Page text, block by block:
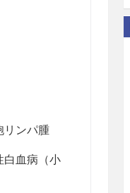
リンパ腫
白血病（小